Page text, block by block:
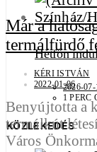
Hétfőn
2026-07-
1 PERC
KÖZLEKEDÉS
Már a
termálfürdő
KÉRI ISTVÁN
2022-01-06
Benyújtotta a
termálkút
Város